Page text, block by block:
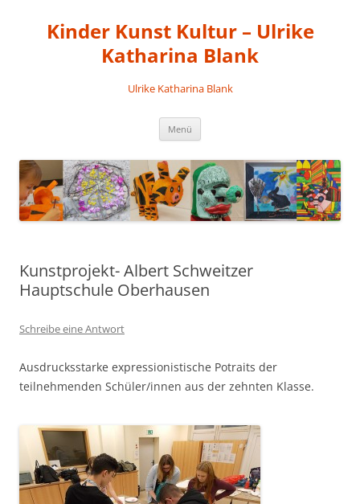
Kinder Kunst Kultur – Ulrike
Katharina Blank
Ulrike Katharina Blank
Menü
Kunstprojekt- Albert Schweitzer
Hauptschule Oberhausen
Schreibe eine Antwort
Ausdrucksstarke expressionistische Potraits der
teilnehmenden Schüler/innen aus der zehnten Klasse.